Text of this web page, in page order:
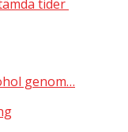
tider
genom…